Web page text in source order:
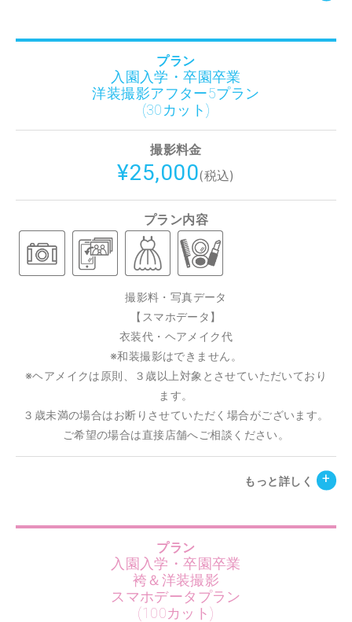
プラン
入園入学・卒園卒業
洋装撮影アフター5プラン
(30カット)
撮影料金
¥25,000(税込)
プラン内容
撮影料・写真データ
【スマホデータ】
衣装代・ヘアメイク代
※和装撮影はできません。
※ヘアメイクは原則、３歳以上対象とさせていただいており
ます。
３歳未満の場合はお断りさせていただく場合がございます。
ご希望の場合は直接店舗へご相談ください。
もっと詳しく
プラン
入園入学・卒園卒業
袴＆洋装撮影
スマホデータプラン
(100カット)